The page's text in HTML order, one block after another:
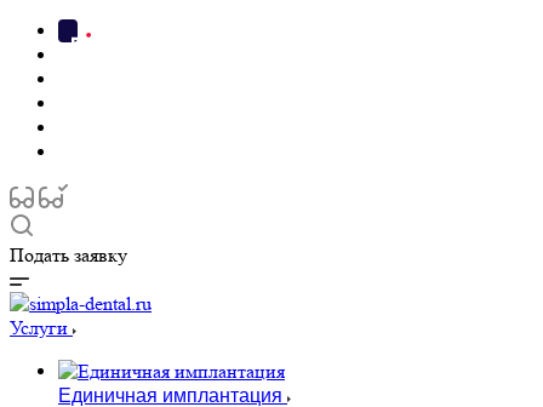
Подать заявку
Услуги
Единичная имплантация